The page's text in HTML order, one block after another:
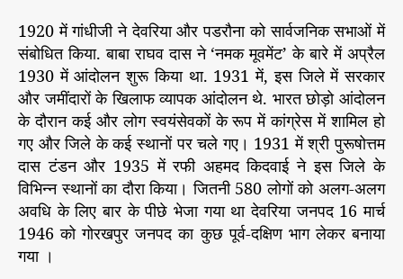
1920 में गांधीजी ने देवरिया और पडरौना को सार्वजनिक सभाओं में
संबोधित किया. बाबा राघव दास ने ‘नमक मूवमेंट’ के बारे में अप्रैल
1930 में आंदोलन शुरू किया था. 1931 में, इस जिले में सरकार
और जमींदारों के खिलाफ व्यापक आंदोलन थे. भारत छोड़ो आंदोलन
के दौरान कई और लोग स्वयंसेवकों के रूप में कांग्रेस में शामिल हो
गए और जिले के कई स्थानों पर चले गए। 1931 में श्री पुरूषोत्तम
दास टंडन और 1935 में रफी अहमद किदवाई ने इस जिले के
विभिन्न स्थानों का दौरा किया। जितनी 580 लोगों को अलग-अलग
अवधि के लिए बार के पीछे भेजा गया था देवरिया जनपद 16 मार्च
1946 को गोरखपुर जनपद का कुछ पूर्व-दक्षिण भाग लेकर बनाया
गया ।